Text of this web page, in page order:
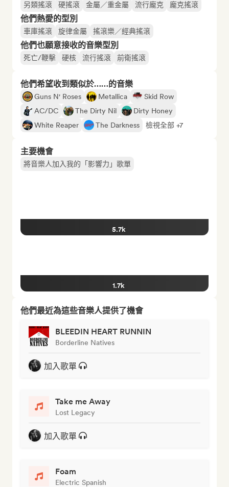
另類搖滾 硬搖滾 金屬／重金屬 流行龐克 龐克搖滾
他們熱愛的型別
車庫搖滾 旋律金屬 搖滾樂／經典搖滾
他們也願意接收的音樂型別
死亡/鞭擊 硬核 流行搖滾 前衛搖滾
他們希望收到類似於……的音樂
Guns N' Roses Metallica
Skid Row
AC/DC
The Dirty Nil
Dirty Honey
White Reaper
The Darkness 檢視全部 +7
主要機會
將音樂人加入我的「影響力」歌單
5.7k
1.7k
他們最近為這些音樂人提供了機會
BLEEDIN HEART RUNNIN
Borderline Natives
加入歌單
Take me Away
Lost Legacy
加入歌單
Foam
Electric Spanish